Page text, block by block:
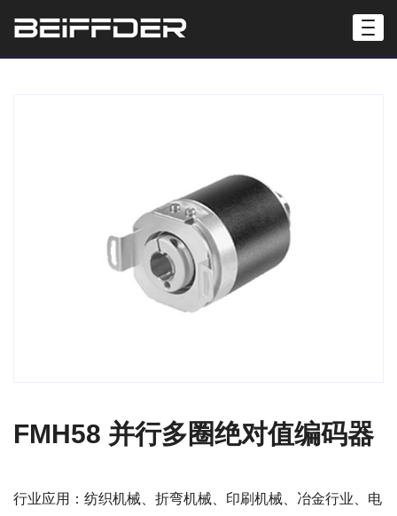
FMH58 并行多圈绝对值编码器
行业应用：纺织机械、折弯机械、印刷机械、冶金行业、电